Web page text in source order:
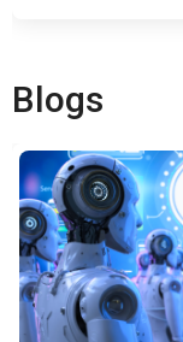
dụng trí tuệ nhân
Dưới đây là nội
tuệ nhân tạo.
Blogs